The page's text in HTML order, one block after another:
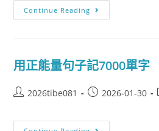
Continue Reading
用正能量句子記7000單字
2026tibe081 2026-01-30